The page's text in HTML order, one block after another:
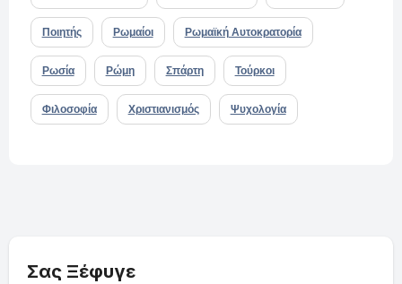
Ποιητής Ρωμαίοι Ρωμαϊκή Αυτοκρατορία
Ρωσία Ρώμη Σπάρτη Τούρκοι
Φιλοσοφία Χριστιανισμός Ψυχολογία
Σας Ξέφυγε